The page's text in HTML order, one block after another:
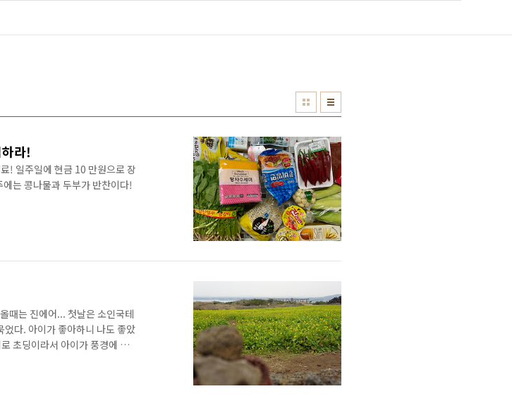
라!
! 일주일에 현금 10 만원으로 장
는 콩나물과 두부가 반찬이다!
때는 진에어... 첫날은 소인국테
다. 아이가 좋아하니 나도 좋았
초딩이라서 아이가 풍경에 크게
. 반나절은 걸린다. 잠깐 들리는